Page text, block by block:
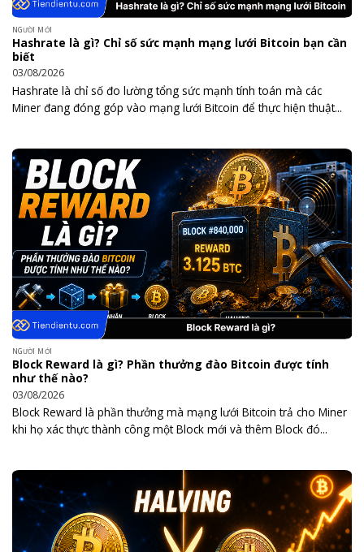
NGƯỜI MỚI
Hashrate là gì? Chỉ số sức mạnh mạng lưới Bitcoin bạn cần
biết
03/08/2026
Hashrate là chỉ số đo lường tổng sức mạnh tính toán mà các
Miner đang đóng góp vào mạng lưới Bitcoin để thực hiện thuật...
NGƯỜI MỚI
Block Reward là gì? Phần thưởng đào Bitcoin được tính
như thế nào?
03/08/2026
Block Reward là phần thưởng mà mạng lưới Bitcoin trả cho Miner
khi họ xác thực thành công một Block mới và thêm Block đó...